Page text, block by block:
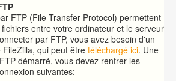
FTP (File Transfer Protocol) permettent
entre votre ordinateur et le serveur
par FTP, vous avez besoin d'un
qui peut être téléchargé ici. Une
démarré, vous devez rentrer les
suivantes: